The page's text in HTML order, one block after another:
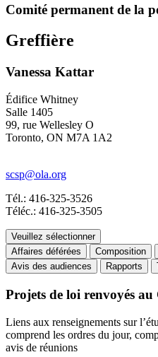
Comité permanent de la
Greffière
Vanessa Kattar
Édifice Whitney
Salle 1405
99, rue Wellesley O
Toronto, ON M7A 1A2
scsp@ola.org
Tél.: 416-325-3526
Téléc.: 416-325-3505
Veuillez sélectionner
Affaires déférées
Composition
Avis des audiences
Rapports
Projets de loi renvoyés au
Liens aux renseignements sur
comprend les ordres du jour,
avis de réunions